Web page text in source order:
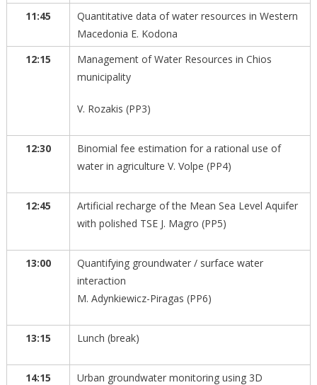
11:45
Quantitative data of water resources in Western
Macedonia E. Kodona
12:15
Management of Water Resources in Chios
municipality
V. Rozakis (PP3)
12:30
Binomial fee estimation for a rational use of
water in agriculture V. Volpe (PP4)
12:45
Artificial recharge of the Mean Sea Level Aquifer
with polished TSE J. Magro (PP5)
13:00
Quantifying groundwater / surface water
interaction
M. Adynkiewicz-Piragas (PP6)
13:15 Lunch (break)
14:15
Urban groundwater monitoring using 3D